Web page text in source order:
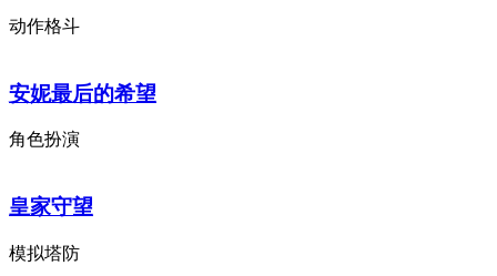
动作格斗
安妮最后的希望
角色扮演
皇家守望
模拟塔防